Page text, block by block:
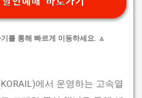
를 통해 빠르게 이동하세요. 🔼
에서 운영하는 고속열